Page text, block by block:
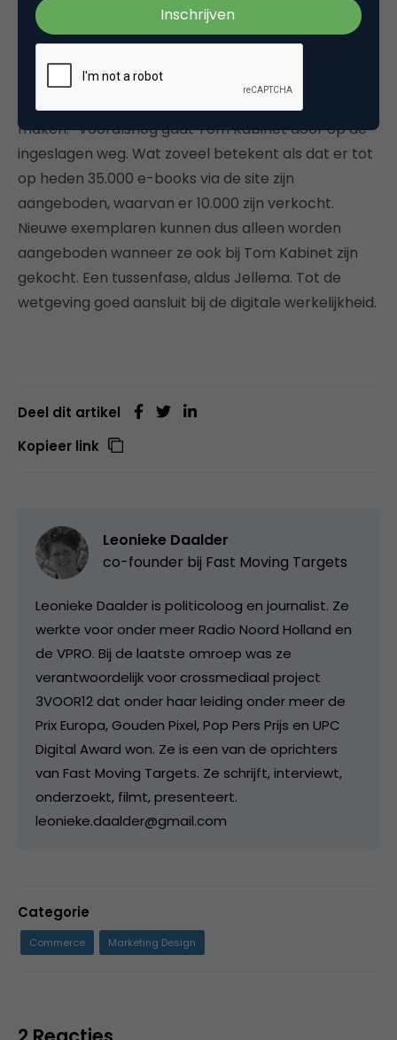
ongetwijfeld pas duidelijkheid geven.
het klip en klaar en dan kunnen we in Europa het
maken.” Vooralsnog gaat Tom Kabinet door op de
ingeslagen weg. Wat zoveel betekent als dat er tot
op heden 35.000 e-books via de site zijn
aangeboden, waarvan er 10.000 zijn verkocht.
Nieuwe exemplaren kunnen dus alleen worden
aangeboden wanneer ze ook bij Tom Kabinet zijn
gekocht. Een tussenfase, aldus Jellema. Tot de
wetgeving goed aansluit bij de digitale werkelijkheid.
Deel dit artikel
Kopieer link
Leonieke Daalder
co-founder bij Fast Moving Targets
Leonieke Daalder is politicoloog en journalist. Ze
werkte voor onder meer Radio Noord Holland en
de VPRO. Bij de laatste omroep was ze
verantwoordelijk voor crossmediaal project
3VOOR12 dat onder haar leiding onder meer de
Prix Europa, Gouden Pixel, Pop Pers Prijs en UPC
Digital Award won. Ze is een van de oprichters
van Fast Moving Targets. Ze schrijft, interviewt,
onderzoekt, filmt, presenteert.
leonieke.daalder@gmail.com
Categorie
Commerce Marketing Design